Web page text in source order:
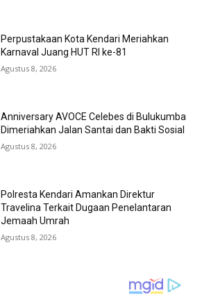
Perpustakaan Kota Kendari Meriahkan
Karnaval Juang HUT RI ke-81
Agustus 8, 2026
Anniversary AVOCE Celebes di Bulukumba
Dimeriahkan Jalan Santai dan Bakti Sosial
Agustus 8, 2026
Polresta Kendari Amankan Direktur
Travelina Terkait Dugaan Penelantaran
Jemaah Umrah
Agustus 8, 2026